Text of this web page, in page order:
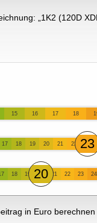
„ 1K2 (120D
15 16 17 18
17 18 19 20 21 22 23
18 19 20 21 22 23 24
in Euro berechnen